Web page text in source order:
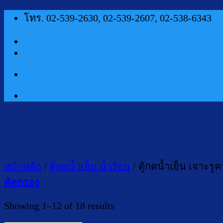
ข้าม โทร. 02-539-2630, 02-539-2607, 02-538-6343
หน้าหลัก / ตู้กดน้ำเย็น น้ำร้อน / ตู้กดน้ำเย็น เจาะรูค
คัดกรอง
Showing 1–12 of 18 results